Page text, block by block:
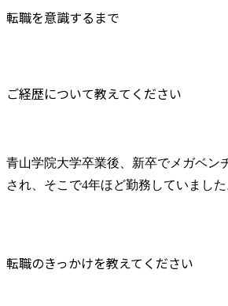
転職を意識するまで
ご経歴について教えてください
青山学院大学卒業後、新卒でメガベン
され、そこで4年ほど勤務していました
転職のきっかけを教えてください